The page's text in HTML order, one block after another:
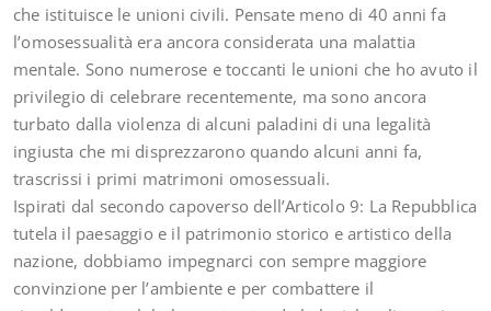
che istituisce le unioni civili. Pensate meno di 40 anni fa
l’omosessualità era ancora considerata una malattia
mentale. Sono numerose e toccanti le unioni che ho avuto il
privilegio di celebrare recentemente, ma sono ancora
turbato dalla violenza di alcuni paladini di una legalità
ingiusta che mi disprezzarono quando alcuni anni fa,
trascrissi i primi matrimoni omosessuali.
Ispirati dal secondo capoverso dell’Articolo 9: La Repubblica
tutela il paesaggio e il patrimonio storico e artistico della
nazione, dobbiamo impegnarci con sempre maggiore
convinzione per l’ambiente e per combattere il